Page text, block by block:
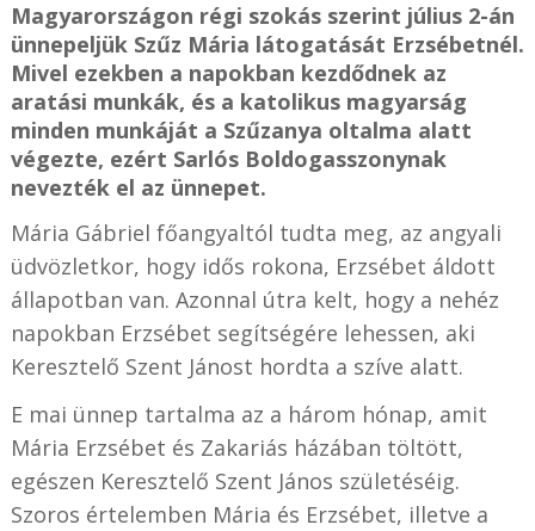
Magyarországon régi szokás szerint július 2-án
ünnepeljük Szűz Mária látogatását Erzsébetnél.
Mivel ezekben a napokban kezdődnek az
aratási munkák, és a katolikus magyarság
minden munkáját a Szűzanya oltalma alatt
végezte, ezért Sarlós Boldogasszonynak
nevezték el az ünnepet.
Mária Gábriel főangyaltól tudta meg, az angyali
üdvözletkor, hogy idős rokona, Erzsébet áldott
állapotban van. Azonnal útra kelt, hogy a nehéz
napokban Erzsébet segítségére lehessen, aki
Keresztelő Szent Jánost hordta a szíve alatt.
E mai ünnep tartalma az a három hónap, amit
Mária Erzsébet és Zakariás házában töltött,
egészen Keresztelő Szent János születéséig.
Szoros értelemben Mária és Erzsébet, illetve a